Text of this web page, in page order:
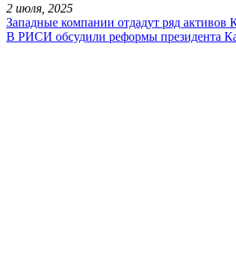
2 июля, 2025
Западные компании отдадут ряд активов
В РИСИ обсудили реформы президента